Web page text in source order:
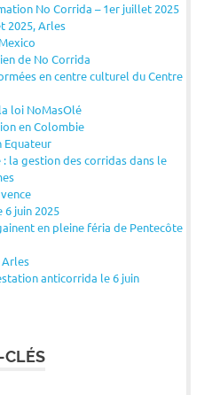
No Corrida – 1er juillet 2025
2025, Arles
de No Corrida
en centre culturel du Centre
loi NoMasOlé
en Colombie
Equateur
la gestion des corridas dans le
6 juin 2025
en pleine féria de Pentecôte
Arles
anticorrida le 6 juin
CLÉS